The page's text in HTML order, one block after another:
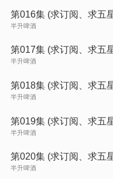
第016集 (求订阅、求五
半升啤酒
第017集 (求订阅、求五
半升啤酒
第018集 (求订阅、求五
半升啤酒
第019集 (求订阅、求五
半升啤酒
第020集 (求订阅、求五
半升啤酒